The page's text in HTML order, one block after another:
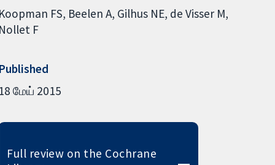
Koopman FS Beelen A Gilhus NE de Visser M
Nollet F
Published
18 மேய் 2015
Full review on the Cochrane